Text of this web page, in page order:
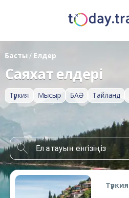
Түркия Мысыр БАӘ Тайланд
Басты / Елдер
Саяхат елдері
Түркия